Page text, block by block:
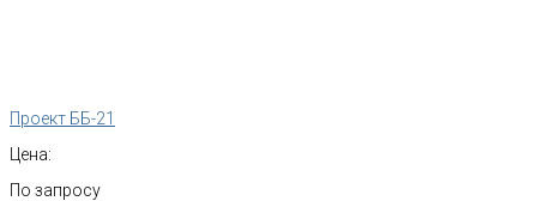
Проект ББ-21
Цена:
По запросу